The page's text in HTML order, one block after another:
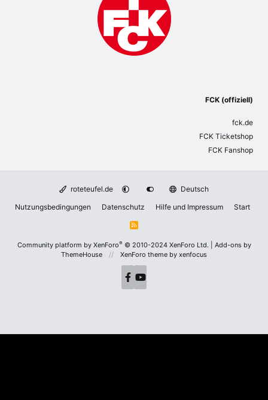
FCK (offiziell)
fck.de
FCK Ticketshop
FCK Fanshop
roteteufel.de
Deutsch
Nutzungsbedingungen
Datenschutz Hilfe und Impressum Start
R
Community platform by XenForo® © 2010-2024 XenForo Ltd.
Add-ons by
ThemeHouse
XenForo theme by xenfocus